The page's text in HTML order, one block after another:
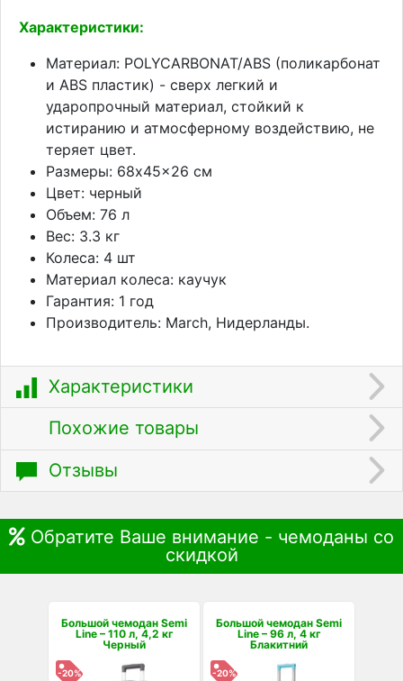
Характеристики:
Материал: POLYCARBONAT/ABS (поликарбонат
и ABS пластик) - сверх легкий и
ударопрочный материал, стойкий к
истиранию и атмосферному воздействию, не
теряет цвет.
Размеры: 68x45x26 см
Цвет: черный
Объем: 76 л
Вес: 3.3 кг
Колеса: 4 шт
Материал колеса: каучук
Гарантия: 1 год
Производитель: March, Нидерланды.
Характеристики
Похожие товары
Отзывы
Обратите Ваше внимание - чемоданы со
скидкой
Большой чемодан Semi
Line – 110 л, 4,2 кг
Черный
-20%
Большой чемодан Semi
Line – 96 л, 4 кг
Блакитний
-20%